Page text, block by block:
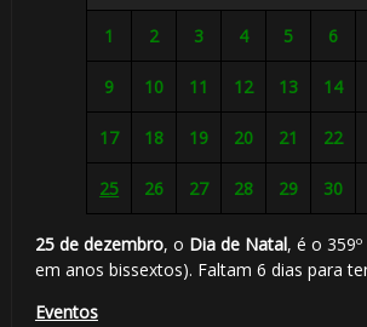
1 2 3 4 5 6
9 10 11 12 13 14
17 18 19 20 21 22
25 26 27 28 29 30
25 de dezembro, o Dia de Natal, é o
em anos bissextos). Faltam 6 dias para
Eventos